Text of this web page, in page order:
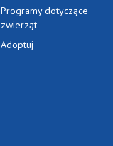
Programy dotyczące
zwierząt
Adoptuj